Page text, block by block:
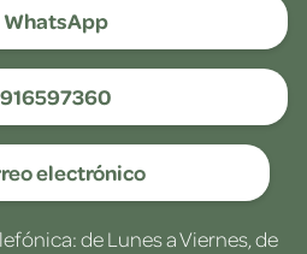
WhatsApp
916597360
electrónico
de Lunes a Viernes, de